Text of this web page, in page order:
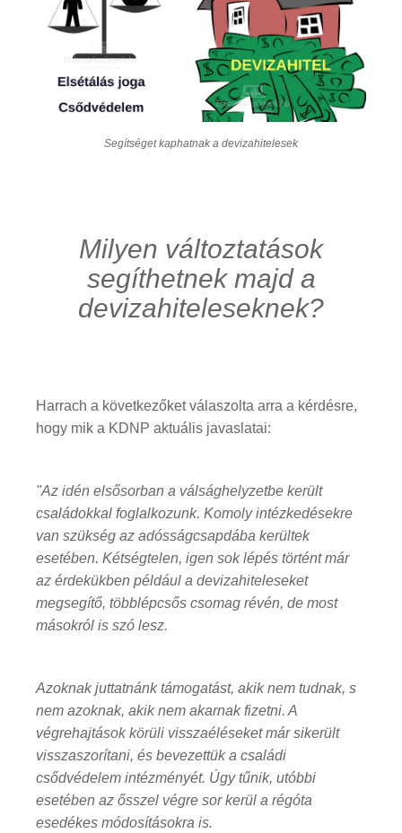
Segítséget kaphatnak a devizahitelesek
Milyen változtatások
segíthetnek majd a
devizahiteleseknek?
Harrach a következőket válaszolta arra a kérdésre,
hogy mik a KDNP aktuális javaslatai:
"Az idén elsősorban a válsághelyzetbe került
családokkal foglalkozunk. Komoly intézkedésekre
van szükség az adósságcsapdába kerültek
esetében. Kétségtelen, igen sok lépés történt már
az érdekükben például a devizahiteleseket
megsegítő, többlépcsős csomag révén, de most
másokról is szó lesz.
Azoknak juttatnánk támogatást, akik nem tudnak, s
nem azoknak, akik nem akarnak fizetni. A
végrehajtások körüli visszaéléseket már sikerült
visszaszorítani, és bevezettük a családi
csődvédelem intézményét. Úgy tűnik, utóbbi
esetében az ősszel végre sor kerül a régóta
esedékes módosításokra is.